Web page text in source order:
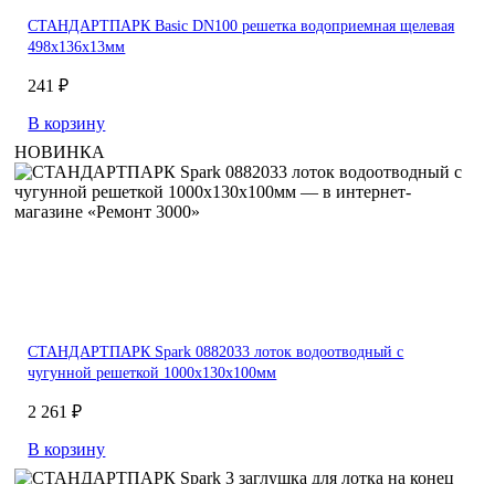
СТАНДАРТПАРК Basic DN100 решетка водоприемная щелевая
498х136х13мм
241 ₽
В корзину
НОВИНКА
СТАНДАРТПАРК Spark 0882033 лоток водоотводный с
чугунной решеткой 1000х130х100мм
2 261 ₽
В корзину